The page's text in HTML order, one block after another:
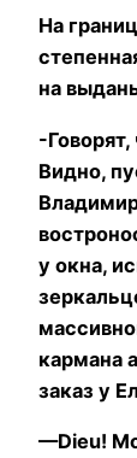
На
на
-
Видно,
у окна,
кармана
заказ у
—Dieu!